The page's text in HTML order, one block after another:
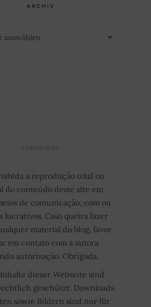
ARCHIV
COPYRIGHT
a reprodução total ou
do conteúdo deste site em
de comunicação, com ou
lucrativos. Caso queira fazer
material do blog, favor
em contato com a autora
autorização. Obrigada.
dieser Webseite sind
geschützt. Downloads
sowie Bildern sind nur für